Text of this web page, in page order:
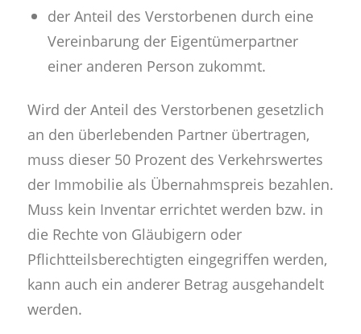
der Anteil des Verstorbenen durch eine
Vereinbarung der Eigentümerpartner
einer anderen Person zukommt.
Wird der Anteil des Verstorbenen gesetzlich
an den überlebenden Partner übertragen,
muss dieser 50 Prozent des Verkehrswertes
der Immobilie als Übernahmspreis bezahlen.
Muss kein Inventar errichtet werden bzw. in
die Rechte von Gläubigern oder
Pflichtteilsberechtigten eingegriffen werden,
kann auch ein anderer Betrag ausgehandelt
werden.